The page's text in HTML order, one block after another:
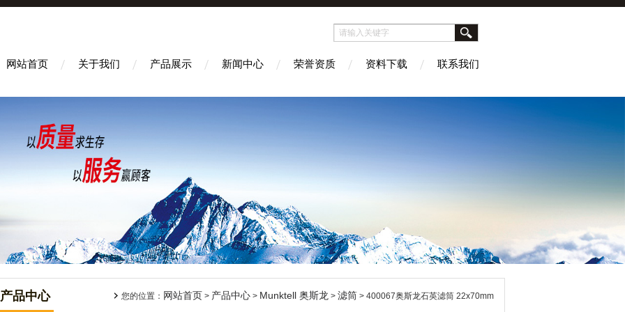
网站首页 关于我们 产品展示 新闻中心 荣誉资质 资料下载 联系我们
产品中心 您的位置： 网站首页 > 产品中心 > Munktell 奥斯龙 > 滤筒 > 400067奥斯龙石英滤筒 22x70mm